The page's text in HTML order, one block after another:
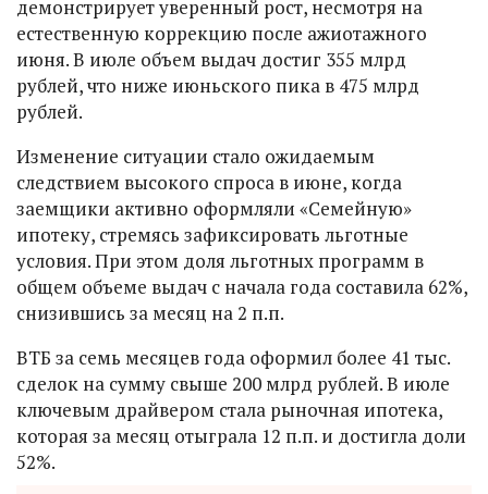
демонстрирует уверенный рост, несмотря на
естественную коррекцию после ажиотажного
июня. В июле объем выдач достиг 355 млрд
рублей, что ниже июньского пика в 475 млрд
рублей.
Изменение ситуации стало ожидаемым
следствием высокого спроса в июне, когда
заемщики активно оформляли «Семейную»
ипотеку, стремясь зафиксировать льготные
условия. При этом доля льготных программ в
общем объеме выдач с начала года составила 62%,
снизившись за месяц на 2 п.п.
ВТБ за семь месяцев года оформил более 41 тыс.
сделок на сумму свыше 200 млрд рублей. В июле
ключевым драйвером стала рыночная ипотека,
которая за месяц отыграла 12 п.п. и достигла доли
52%.